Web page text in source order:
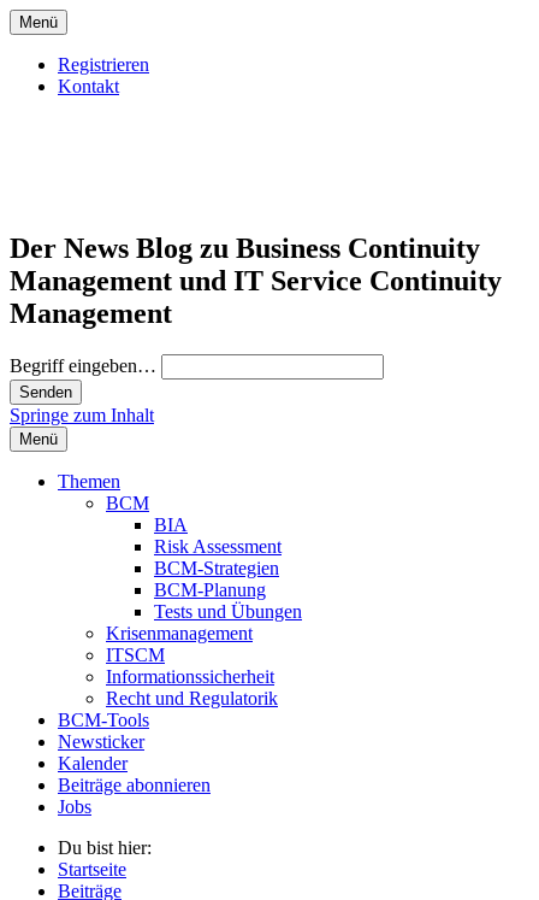
Menü
Registrieren
Kontakt
Der News Blog zu Business Continuity
Management und IT Service Continuity
Management
Begriff eingeben…
Springe zum Inhalt
Menü
Themen
BCM
BIA
Risk Assessment
BCM-Strategien
BCM-Planung
Tests und Übungen
Krisenmanagement
ITSCM
Informationssicherheit
Recht und Regulatorik
BCM-Tools
Newsticker
Kalender
Beiträge abonnieren
Jobs
Du bist hier:
Startseite
Beiträge